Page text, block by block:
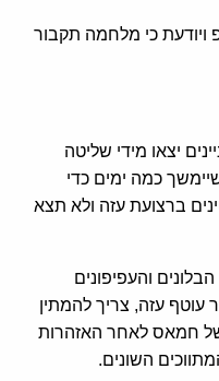
כי מלחמה תקבור
יצאו מידי שליטה
כמה ימים כדי
ברצועת עזה ולא תצא
והעפיפונים
עוטף עזה, צריך להמתין
חמאס לאחר האזהרות
השונים.